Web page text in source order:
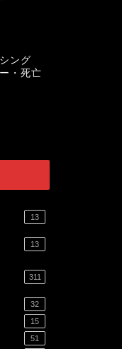
ング
・死亡
13
13
311
32
15
51